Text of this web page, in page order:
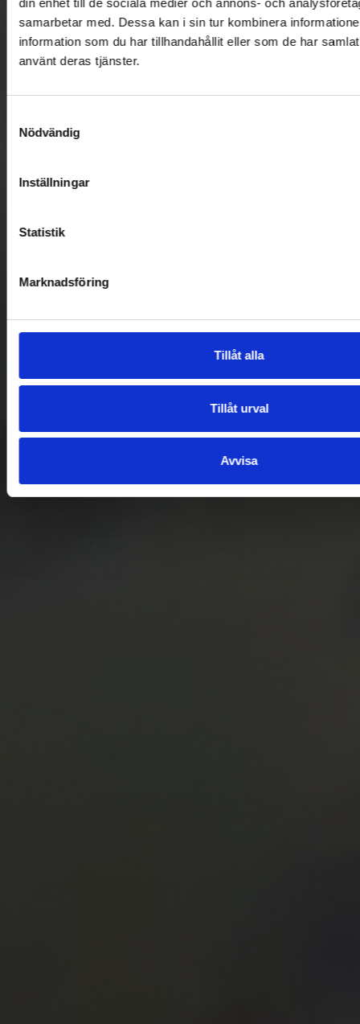
din enhet till de sociala medier och annons- och
samarbetar med. Dessa kan i sin tur kombinera
information som du har tillhandahållit eller som de har
använt deras tjänster.
Nödvändig
Inställningar
Statistik
Marknadsföring
Tillåt alla
Tillåt urval
Avvisa